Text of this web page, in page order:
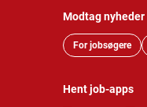
Modtag nyheder
For jobsøgere
Hent job-apps